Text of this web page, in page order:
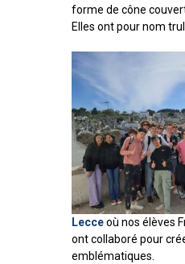
forme de cône
Elles ont pour nom
Lecceoù nos élèves
ont collaboré pour
emblématiques.